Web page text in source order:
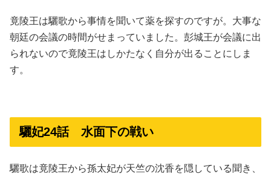
竟陵王は驪歌から事情を聞いて薬を探すのですが。大事な
朝廷の会議の時間がせまっていました。彭城王が会議に出
られないので竟陵王はしかたなく自分が出ることにしま
す。
驪妃24話 水面下の戦い
驪歌は竟陵王から孫太妃が天竺の沈香を隠している聞き、